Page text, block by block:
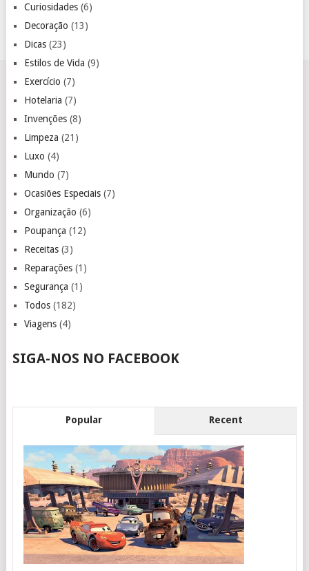
Curiosidades(6)
Decoração (13)
Dicas(23)
Estilos de Vida (9)
Exercício (7)
Hotelaria (7)
Invenções(8)
Limpeza (21)
Luxo (4)
Mundo (7)
Ocasiões Especiais(7)
Organização (6)
Poupança (12)
Receitas(3)
Reparações(1)
Segurança (1)
Todos(182)
Viagens(4)
SIGA-NOS NO FACEBOOK
Popular Recent